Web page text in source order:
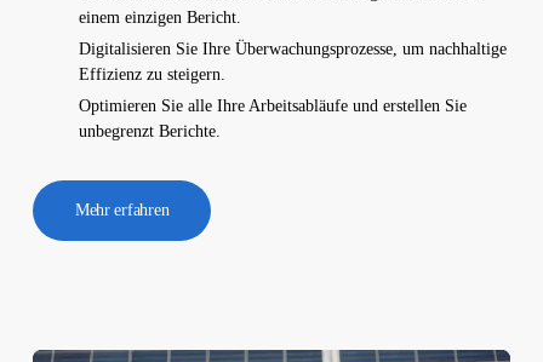
einem einzigen Bericht.
Digitalisieren Sie Ihre Überwachungsprozesse, um nachhaltige
Effizienz zu steigern.
Optimieren Sie alle Ihre Arbeitsabläufe und erstellen Sie
unbegrenzt Berichte.
Mehr erfahren